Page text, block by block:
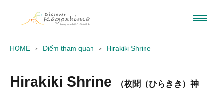
HOME Điểm tham quan Hirakiki Shrine
Hirakiki Shrine
（枚聞（ひらきき）神